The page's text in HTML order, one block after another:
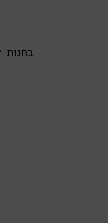
בחנות